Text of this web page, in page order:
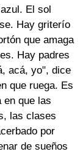
El sol
Hay griterío
que amaga
Hay padres
acá, yo", dice
que ruega. Es
en que las
las clases
por
de sueños